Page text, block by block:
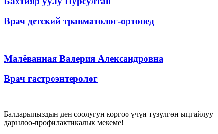
Врач детский травматолог-ортопед
Малёванная Валерия Александровна
Врач гастроэнтеролог
Балдарыңыздын ден соолугун коргоо үчүн түзүлгөн ыңгайлуу
дарылоо-профилактикалык мекеме!